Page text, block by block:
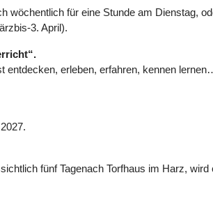
wöchentlich für eine Stunde am Dienstag,
3. April).
entdecken, erleben, erfahren, kennen
fünf Tagenach Torfhaus im Harz,